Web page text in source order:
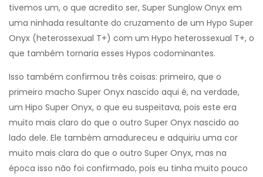
tivemos um, o que acredito ser, Super Sunglow Onyx em
uma ninhada resultante do cruzamento de um Hypo Super
Onyx (heterossexual T+) com um Hypo heterossexual T+, o
que também tornaria esses Hypos codominantes.
Isso também confirmou três coisas: primeiro, que o
primeiro macho Super Onyx nascido aqui é, na verdade,
um Hipo Super Onyx, o que eu suspeitava, pois este era
muito mais claro do que o outro Super Onyx nascido ao
lado dele. Ele também amadureceu e adquiriu uma cor
muito mais clara do que o outro Super Onyx, mas na
época isso não foi confirmado, pois eu tinha muito pouco